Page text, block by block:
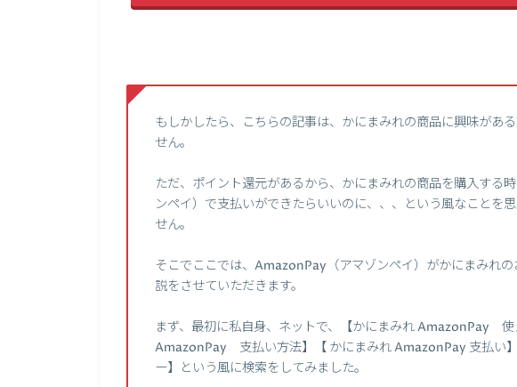
もしかしたら、こちらの記事は、かにまみれの商品に興味があ
せん。
ただ、ポイント還元があるから、かにまみれの商品を購入する
ンペイ）で支払いができたらいいのに、、、という風なことを
せん。
そこでここでは、AmazonPay（アマゾンペイ）がかにまみれ
説をさせていただきます。
まず、最初に私自身、ネットで、【かにまみれ AmazonPay
AmazonPay 支払い方法】【 かにまみれ AmazonPay 支払い
ー】という風に検索をしてみました。